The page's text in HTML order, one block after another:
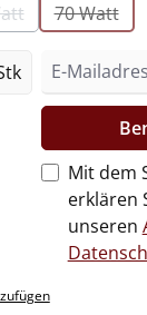
zurzeit nicht
Option ist
70 Watt
(Diese
Mit dem
erklären
unseren